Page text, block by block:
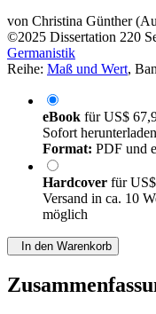
von Christina Günther
©2025 Dissertation 220
Germanistik
Reihe: Maß und Wert,
eBook fürUS$
Sofort
Format: PDF und
Hardcover für
Versand in ca. 10
möglich
In den Warenkorb